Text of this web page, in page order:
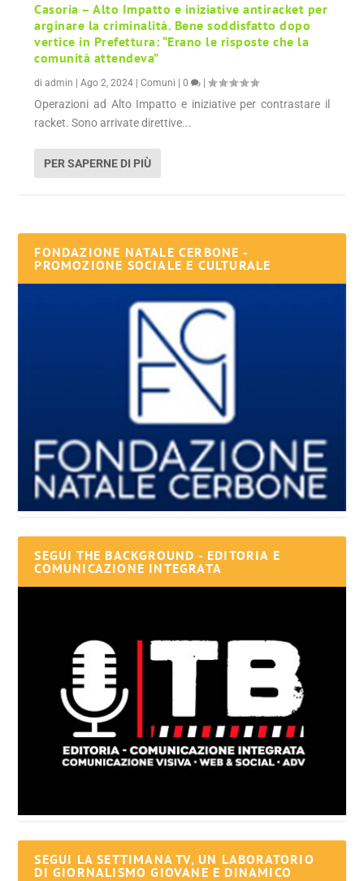
Casoria – Alto Impatto e iniziative antiracket per
arginare la criminalità. Bene soddisfatto dopo
vertice in Prefettura: “Erano le risposte che la
comunità attendeva”
diadmin |Ago 2, 2024 |Comuni |0 |
Operazioni ad Alto Impatto e iniziative per contrastare il
racket. Sono arrivate direttive...
PER SAPERNE DI PIÙ
FONDAZIONE NATALE CERBONE -
PROMOZIONE SOCIALE E CULTURALE
SEGUI THE BACKGROUND - EDITORIA E
COMUNICAZIONE INTEGRATA
SEGUI LA SETTIMANA TV, UN LABORATORIO
DI GIORNALISMO GIOVANE E DINAMICO